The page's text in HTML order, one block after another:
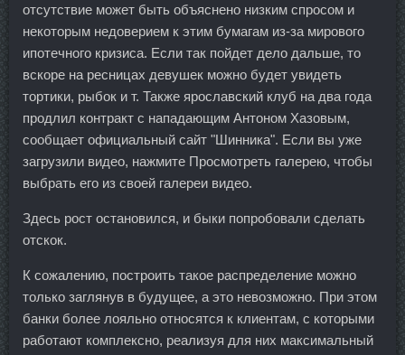
отсутствие может быть объяснено низким спросом и
некоторым недоверием к этим бумагам из-за мирового
ипотечного кризиса. Если так пойдет дело дальше, то
вскоре на ресницах девушек можно будет увидеть
тортики, рыбок и т. Также ярославский клуб на два года
продлил контракт с нападающим Антоном Хазовым,
сообщает официальный сайт "Шинника". Если вы уже
загрузили видео, нажмите Просмотреть галерею, чтобы
выбрать его из своей галереи видео.
Здесь рост остановился, и быки попробовали сделать
отскок.
К сожалению, построить такое распределение можно
только заглянув в будущее, а это невозможно. При этом
банки более лояльно относятся к клиентам, с которыми
работают комплексно, реализуя для них максимальный